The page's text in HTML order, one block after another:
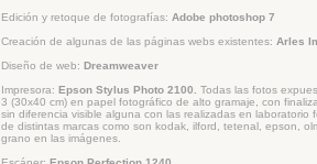
Edición y retoque de fotografías: Adobe photoshop 7
Creación de algunas de las páginas webs existentes: Arles
Diseño de web: Dreamweaver
Impresora: Epson Stylus Photo 2100.
Todas las fotos
3 (30x40 cm) en papel fotográfico de alto gramaje, con
sin diferencia visible alguna con las realizadas en laboratorio
de distintas marcas como son kodak, ilford, tetenal, epson,
grano en las imágenes.